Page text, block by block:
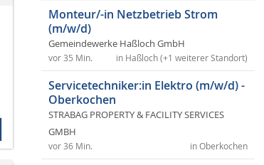
Monteur/-in Netzbetrieb Strom
(m/w/d)
Gemeindewerke Haßloch GmbH
in Haßloch (+1 weiterer Standort)
vor 35 Min.
Servicetechniker:in Elektro (m/w/d) -
Oberkochen
STRABAG PROPERTY & FACILITY SERVICES
GMBH
in Oberkochen
vor 36 Min.